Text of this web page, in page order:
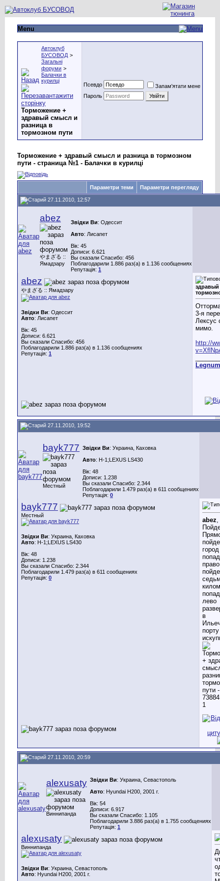
Menu
Автоклуб
БУСОВОД >
Загальні
форуми >
Балачки в
курилці
Торможение +
здравый смысл и
разница в
тормозном пути
Псевдо
Запам'ятати мене
Пароль
Торможение + здравый смысл и разница в тормозном
пути - страница №1 - Балачки в курилці
Параметри теми Параметри перегляду
27.11.2010, 12:57
abez
やまざる ::
Ямадзару
Звідки Ви: Одессит
Авто: Лисапет
Вік: 45
Дописи: 6.621
Вы сказали Спасибо: 456
Поблагодарили 1.886 раз(а) в 1.136 сообщениях
Репутація: 1
abez
やまざる :: Ямадзару
Звідки Ви: Одессит
Авто: Лисапет
Вік: 45
Дописи: 6.621
Вы сказали Спасибо: 456
Поблагодарили 1.886 раз(а) в 1.136 сообщениях
Репутація: 1
здравый
3-я
Лексус
мимо.
http://
Legnum
27.11.2010, 19:52
bayk777
Местный
Звідки Ви: Украина, Каховка
Авто: Н-1;LEXUS LS430
Вік: 48
Дописи: 1.238
Вы сказали Спасибо: 2.344
Поблагодарили 1.479 раз(а) в 611 сообщениях
Репутація: 0
bayk777
Местный
Звідки Ви: Украина, Каховка
Авто: Н-1;LEXUS LS430
Вік: 48
Дописи: 1.238
Вы сказали Спасибо: 2.344
Поблагодарили 1.479 раз(а) в 611 сообщениях
Репутація: 0
abez
город
право
лево
в
порту
27.11.2010, 20:59
alexusaty
Виннипанда
Звідки Ви: Украина, Севастополь
Авто: Hyundai H200, 2001 г.
Вік: 54
Дописи: 6.917
Вы сказали Спасибо: 1.105
Поблагодарили 3.886 раз(а) в 1.755 сообщениях
Репутація: 1
alexusaty
Виннипанда
Звідки Ви: Украина, Севастополь
Авто: Hyundai H200, 2001 г.